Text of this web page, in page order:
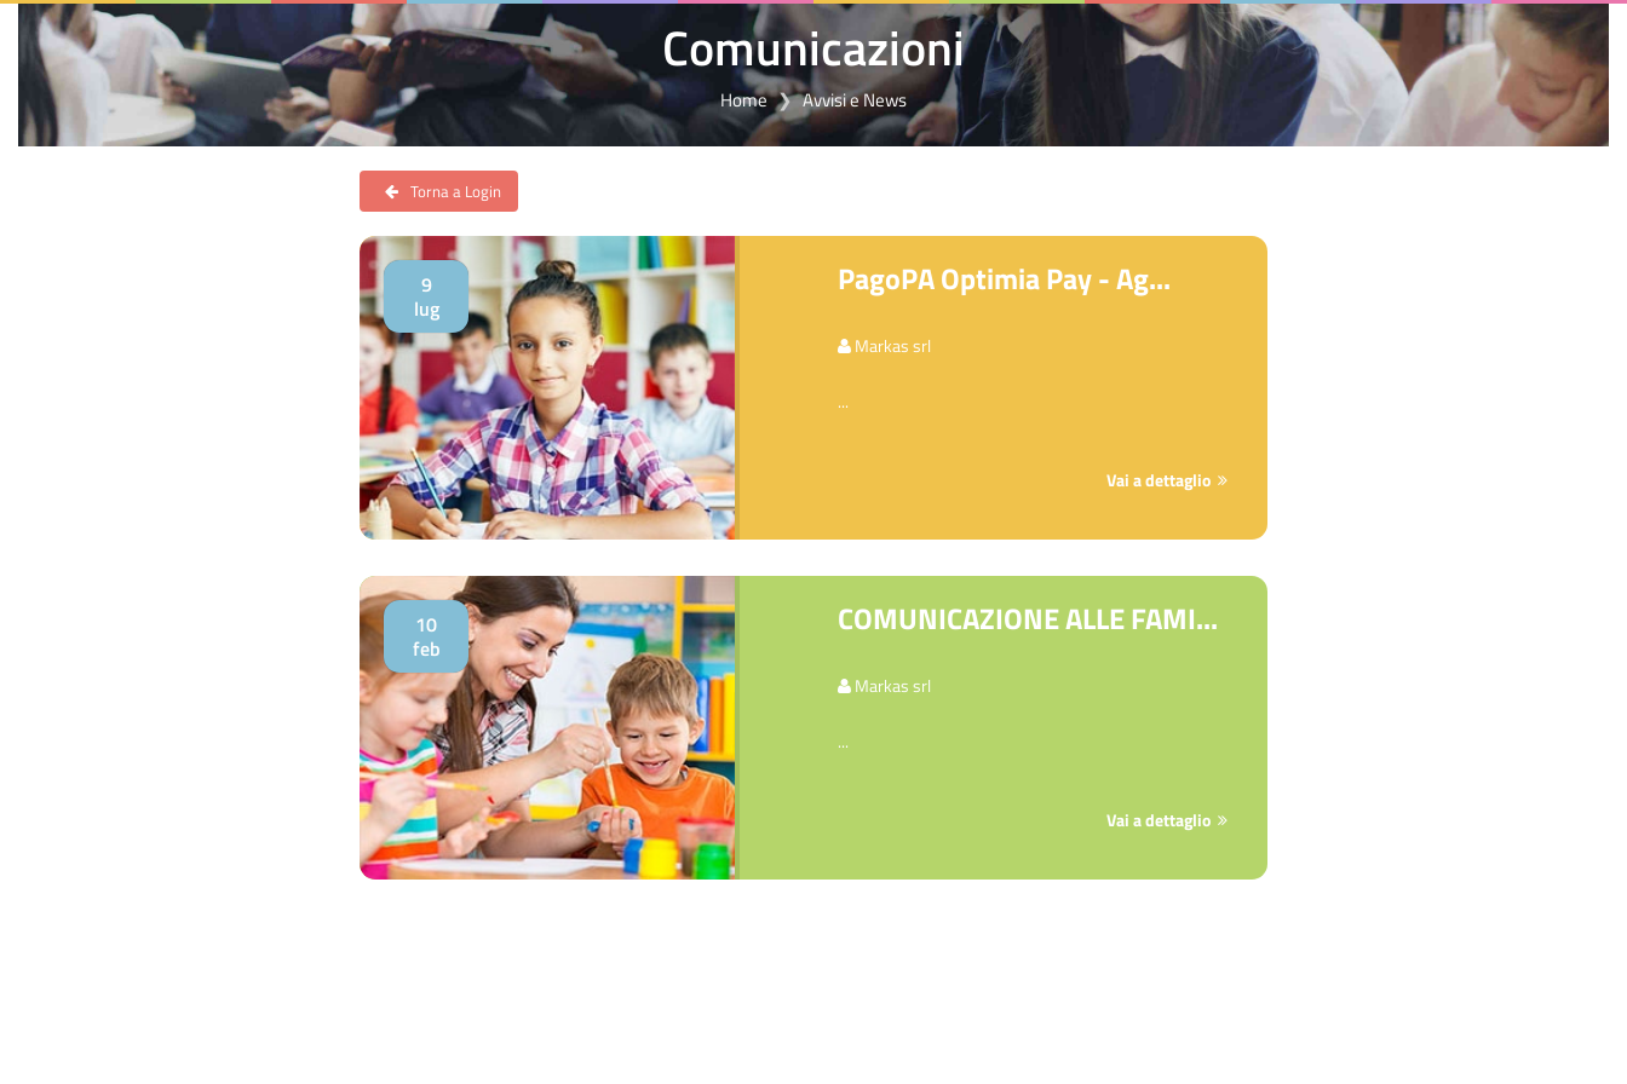
Comunicazioni
Home Avvisi e News
Torna a Login
9
lug
PagoPA Optimia Pay - Ag...
Markas srl
...
Vai a dettaglio
10
feb
COMUNICAZIONE ALLE FAMI...
Markas srl
...
Vai a dettaglio